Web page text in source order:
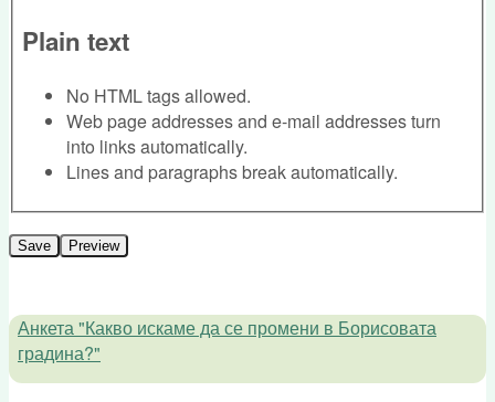
Plain text
No HTML tags allowed.
Web page addresses and e-mail addresses turn
into links automatically.
Lines and paragraphs break automatically.
Анкета "Какво искаме да се промени в Борисовата
градина?"